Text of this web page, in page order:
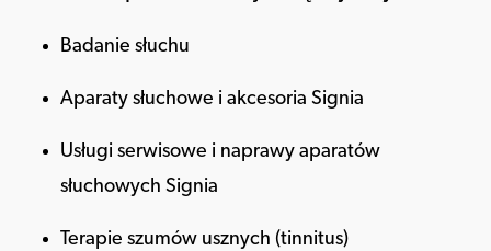
Badanie słuchu
Aparaty słuchowe i akcesoria Signia
Usługi serwisowe i naprawy aparatów
słuchowych Signia
Terapie szumów usznych (tinnitus)